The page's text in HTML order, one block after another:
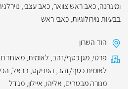
ומיגרנה,כאב ראש צוואר,כאב עצבי,
בבעיות נוירולוגיות,כאבי ראש
הוד השרון
פרטי,מגן כסף/זהב, לאומית,מאוחדת
לאומית כסף/זהב, הפניקס, הראל,
מנורה מבטחים, אליהו, איילון,מגדל